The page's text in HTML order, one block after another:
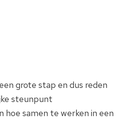
grote stap en dus reden
steunpunt
samen te werken in een